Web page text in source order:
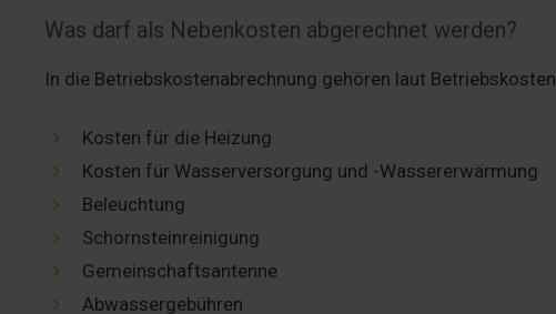
Was darf als Nebenkosten abgerechnet werden?
In die Betriebskostenabrechnung gehören laut
Kosten für die Heizung
Kosten für Wasserversorgung und -Wassererwärmung
Beleuchtung
Schornsteinreinigung
Gemeinschaftsantenne
Abwassergebühren